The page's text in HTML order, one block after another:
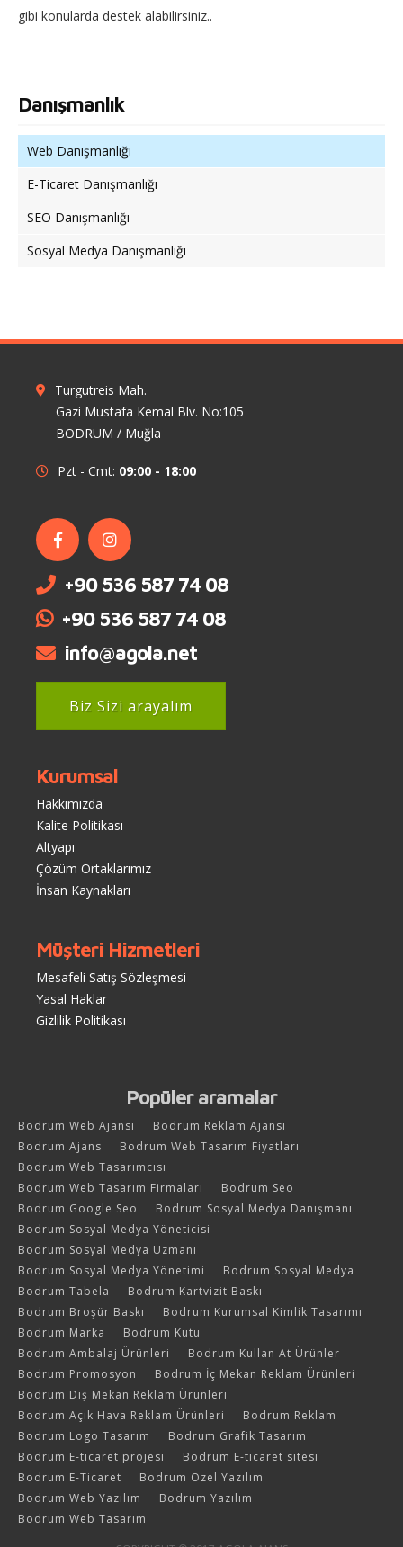
gibi konularda destek alabilirsiniz..
Danışmanlık
Web Danışmanlığı
E-Ticaret Danışmanlığı
SEO Danışmanlığı
Sosyal Medya Danışmanlığı
Turgutreis Mah.
Gazi Mustafa Kemal Blv. No:105
BODRUM / Muğla
Pzt - Cmt: 09:00 - 18:00
+90 536 587 74 08
+90 536 587 74 08
info@agola.net
Biz Sizi arayalım
Kurumsal
Hakkımızda
Kalite Politikası
Altyapı
Çözüm Ortaklarımız
İnsan Kaynakları
Müşteri Hizmetleri
Mesafeli Satış Sözleşmesi
Yasal Haklar
Gizlilik Politikası
Popüler aramalar
Bodrum Web Ajansı
Bodrum Reklam Ajansı
Bodrum Ajans
Bodrum Web Tasarım Fiyatları
Bodrum Web Tasarımcısı
Bodrum Web Tasarım Firmaları
Bodrum Seo
Bodrum Google Seo
Bodrum Sosyal Medya Danışmanı
Bodrum Sosyal Medya Yöneticisi
Bodrum Sosyal Medya Uzmanı
Bodrum Sosyal Medya Yönetimi
Bodrum Sosyal Medya
Bodrum Tabela
Bodrum Kartvizit Baskı
Bodrum Broşür Baskı
Bodrum Kurumsal Kimlik Tasarımı
Bodrum Marka
Bodrum Kutu
Bodrum Ambalaj Ürünleri
Bodrum Kullan At Ürünler
Bodrum Promosyon
Bodrum İç Mekan Reklam Ürünleri
Bodrum Dış Mekan Reklam Ürünleri
Bodrum Açık Hava Reklam Ürünleri
Bodrum Reklam
Bodrum Logo Tasarım
Bodrum Grafik Tasarım
Bodrum E-ticaret projesi
Bodrum E-ticaret sitesi
Bodrum E-Ticaret
Bodrum Özel Yazılım
Bodrum Web Yazılım
Bodrum Yazılım
Bodrum Web Tasarım